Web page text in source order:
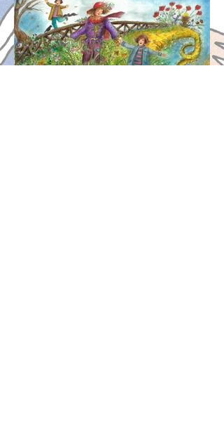
daima var olduğunu anımsatıp
karanlıkta bir ateşböceği gibi
parladığını hissediyorum. Mucize,
kitabın sayfaları arasında sık sık kendini